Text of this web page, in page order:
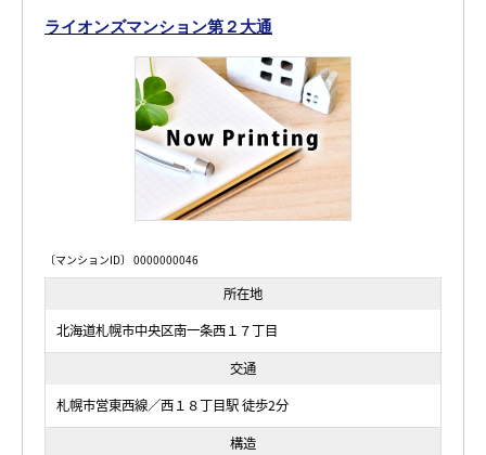
ライオンズマンション第２大通
〔マンションID〕 0000000046
所在地
北海道札幌市中央区南一条西１７丁目
交通
札幌市営東西線／西１８丁目駅 徒歩2分
構造